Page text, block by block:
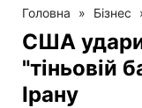
Головна » Бізнес
США
"тіньовій
Ірану